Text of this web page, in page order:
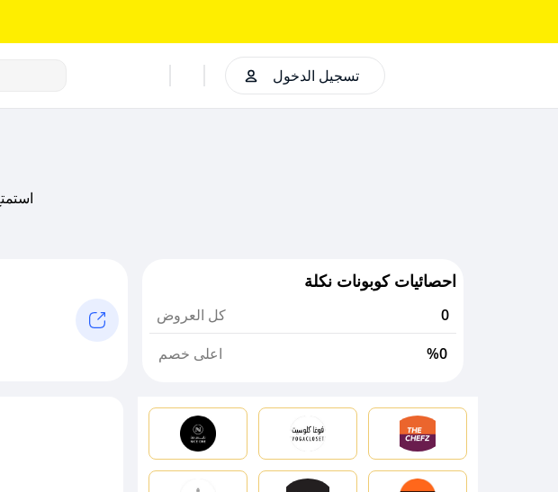
تسجيل الدخول
احصائيات كوبونات نكلة
كل العروض
0
اعلى خصم
%0